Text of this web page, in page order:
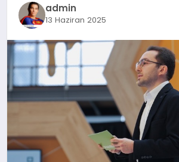
SAĞLIK
MAGAZİN
EĞİTİM
admin
13 Haziran 2025